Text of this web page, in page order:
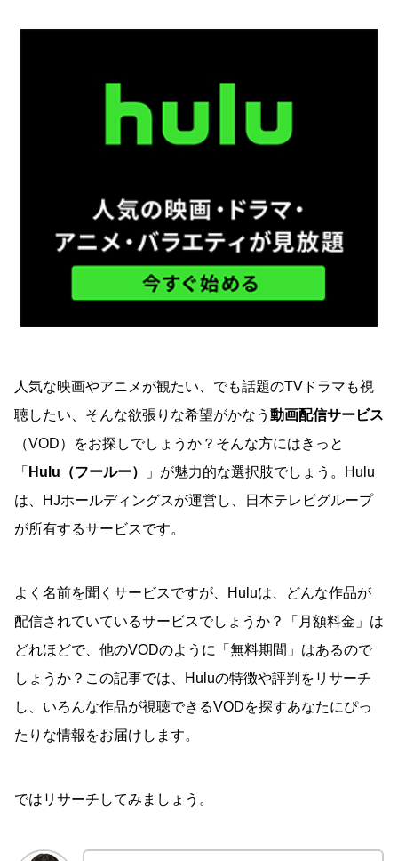
人気な映画やアニメが観たい、でも話題のTVドラマも視
聴したい、そんな欲張りな希望がかなう 動画配信サービス
（VOD）をお探しでしょうか？そんな方にはきっと
「 Hulu（フールー）
」が魅力的な選択肢でしょう。Hulu
は、HJホールディングスが運営し、日本テレビグループ
が所有するサービスです。
よく名前を聞くサービスですが、Huluは、どんな作品が
配信されていているサービスでしょうか？「月額料金」は
どれほどで、他のVODのように「無料期間」はあるので
しょうか？この記事では、Huluの特徴や評判をリサーチ
し、いろんな作品が視聴できるVODを探すあなたにぴっ
たりな情報をお届けします。
ではリサーチしてみましょう。